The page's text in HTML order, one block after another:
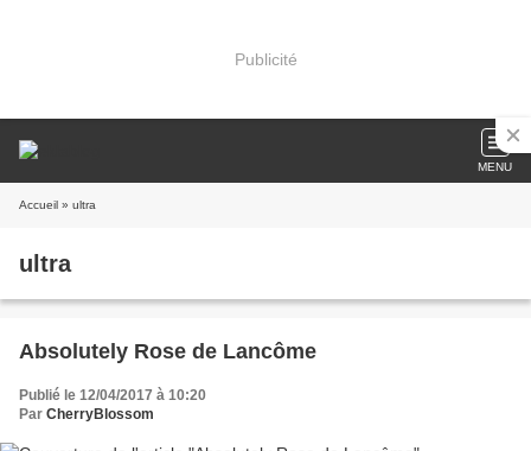
Publicité
MENU
Accueil » ultra
ultra
Absolutely Rose de Lancôme
Publié le 12/04/2017 à 10:20
Par CherryBlossom